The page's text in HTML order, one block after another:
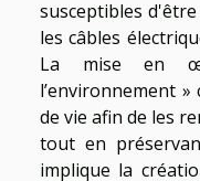
susceptibles
les câbles
La mise en
l’environnement
de vie afin de les
tout en
implique la